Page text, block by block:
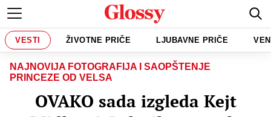
VESTI ŽIVOTNE PRIČE LJUBAVNE PRIČE
NAJNOVIJA FOTOGRAFIJA I SAOPŠTENJE
PRINCEZE OD VELSA
OVAKO sada izgleda Kejt